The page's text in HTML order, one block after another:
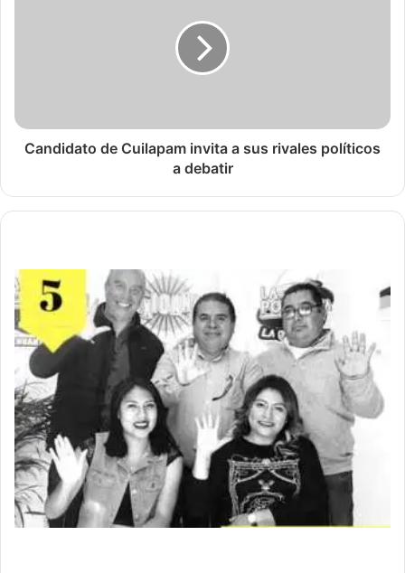
Candidato de Cuilapam invita a sus rivales políticos
a debatir